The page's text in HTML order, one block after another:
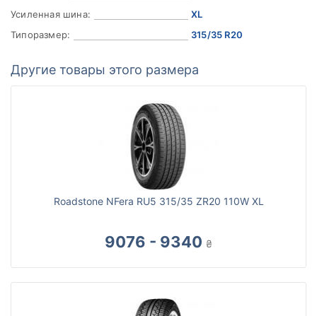
Усиленная шина:
XL
Типоразмер:
315/35 R20
Другие товары этого размера
Roadstone NFera RU5 315/35 ZR20 110W XL
9076 - 9340 ₴